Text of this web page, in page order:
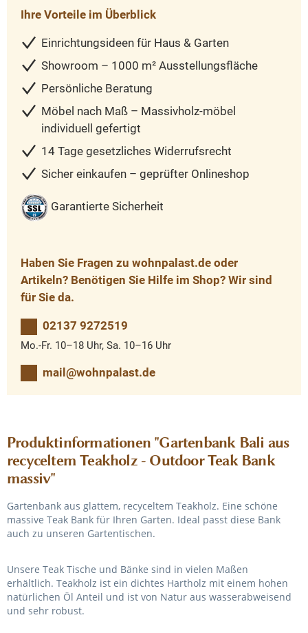
Ihre Vorteile im Überblick
Einrichtungsideen für Haus & Garten
Showroom – 1000 m² Ausstellungsfläche
Persönliche Beratung
Möbel nach Maß – Massivholz-möbel
individuell gefertigt
14 Tage gesetzliches Widerrufsrecht
Sicher einkaufen – geprüfter Onlineshop
Garantierte Sicherheit
Haben Sie Fragen zu wohnpalast.de oder
Artikeln? Benötigen Sie Hilfe im Shop? Wir sind
für Sie da.
02137 9272519
Mo.-Fr. 10–18 Uhr, Sa. 10–16 Uhr
mail@wohnpalast.de
Produktinformationen "Gartenbank Bali aus
recyceltem Teakholz - Outdoor Teak Bank
massiv"
Gartenbank aus glattem, recyceltem Teakholz. Eine schöne
massive Teak Bank für Ihren Garten. Ideal passt diese Bank
auch zu unseren Gartentischen.
Unsere Teak Tische und Bänke sind in vielen Maßen
erhältlich. Teakholz ist ein dichtes Hartholz mit einem hohen
natürlichen Öl Anteil und ist von Natur aus wasserabweisend
und sehr robust.